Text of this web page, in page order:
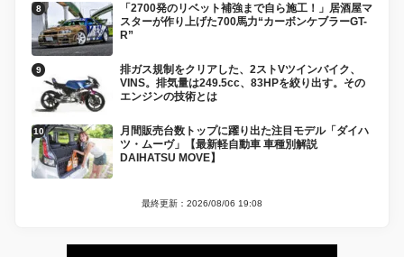
「2700発のリベット補強まで自ら施工！」居酒屋マ
スターが作り上げた700馬力“カーボンケブラーGT-
R”
排ガス規制をクリアした、2ストVツインバイク、
VINS。排気量は249.5cc、83HPを絞り出す。その
エンジンの技術とは
月間販売台数トップに躍り出た注目モデル「ダイハ
ツ・ムーヴ」【最新軽自動車 車種別解説
DAIHATSU MOVE】
最終更新：2026/08/06 19:08